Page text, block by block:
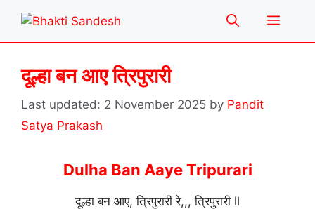
content
Menu
दूल्हा बन आए त्रिपुरारी
2 November 2025 by Pandit
Satya Prakash
Dulha Ban Aaye Tripurari
दूल्हा बन आए, त्रिपुरारी रे,,, त्रिपुरारी ll